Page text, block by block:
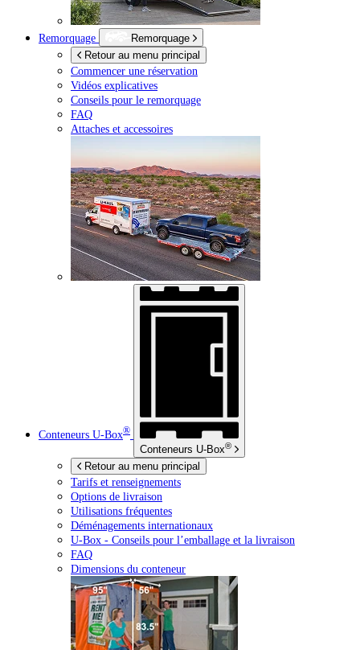
Remorquage
Remorquage
Retour au menu principal
Commencer une réservation
Vidéos explicatives
Conseils pour le remorquage
FAQ
Attaches et accessoires
Conteneurs U-Box®
Conteneurs U-Box®
Retour au menu principal
Tarifs et renseignements
Options de livraison
Utilisations fréquentes
Déménagements internationaux
U-Box - Conseils pour l’emballage et la livraison
FAQ
Dimensions du conteneur